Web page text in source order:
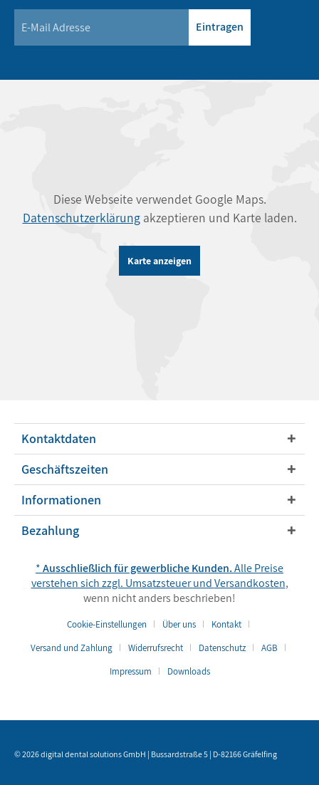
Eintragen
Diese Webseite verwendet Google Maps.
Datenschutzerklärungakzeptieren und Karte laden.
Karte anzeigen
Kontaktdaten
Geschäftszeiten
Informationen
Bezahlung
*Ausschließlich für gewerbliche Kunden.Alle Preise
verstehen sich zzgl. Umsatzsteuer undVersandkosten,
wenn nicht anders beschrieben!
Cookie-Einstellungen Über uns
Kontakt
Versand und Zahlung
Widerrufsrecht Datenschutz
AGB
Impressum
Downloads
© 2026 digital dental solutions GmbH | Bussardstraße 5 | D-82166 Gräfelfing